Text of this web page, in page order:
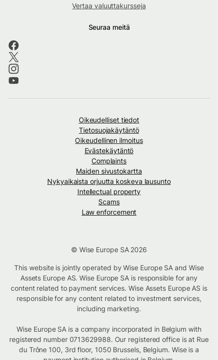
Vertaa valuuttakursseja
Seuraa meitä
Oikeudelliset tiedot
Tietosuojakäytäntö
Oikeudellinen ilmoitus
Evästekäytäntö
Complaints
Maiden sivustokartta
Nykyaikaista orjuutta koskeva lausunto
Intellectual property
Scams
Law enforcement
© Wise Europe SA 2026
This website is jointly operated by Wise Europe SA and Wise
Assets Europe AS. Wise Europe SA is responsible for any
content related to payment services. Wise Assets Europe AS is
responsible for any content related to investment services,
including marketing.
Wise Europe SA is a company incorporated in Belgium with
registered number 0713629988. Our registered office is at Rue
du Trône 100, 3rd floor, 1050 Brussels, Belgium. Wise is a